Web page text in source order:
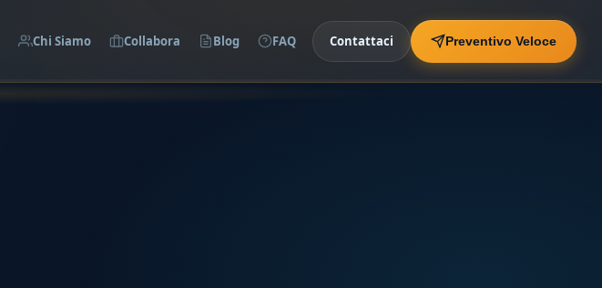
Chi Siamo Collabora Blog FAQ Contattaci Preventivo Veloce